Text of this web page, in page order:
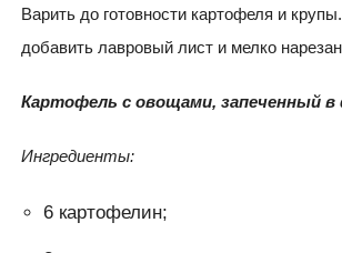
Варить до готовности картофеля и
добавить лавровый лист и мелко
Картофель с овощами, запеченный в
Ингредиенты:
6 картофелин;